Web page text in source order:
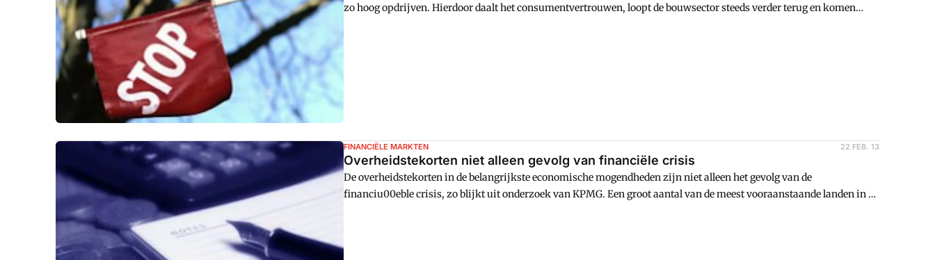
zo hoog opdrijven. Hierdoor daalt het consumentvertrouwen, loopt de bouwsector steeds verder terug en komen
FINANCIËLE MARKTEN 22 FEB. 13
Overheidstekorten niet alleen gevolg van financiële crisis
De overheidstekorten in de belangrijkste economische mogendheden zijn niet alleen het gevolg van de
financiu00eble crisis, zo blijkt uit onderzoek van KPMG. Een groot aantal van de meest vooraanstaande landen in de